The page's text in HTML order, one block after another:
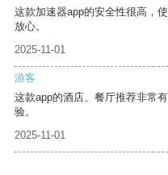
这款加速器app的安全性很高，
放心。
2025-11-01
游客
这款app的酒店、餐厅推荐非常
验。
2025-11-01